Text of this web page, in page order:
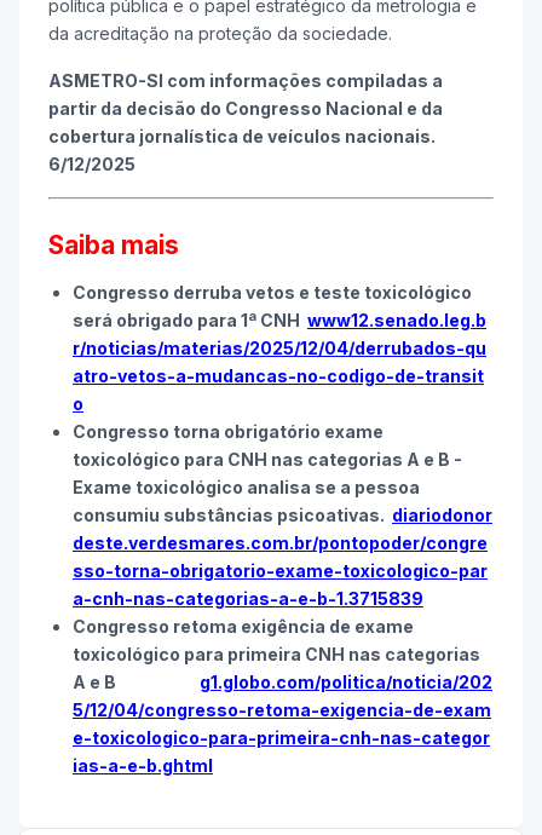
política pública e o papel estratégico da metrologia e
da acreditação na proteção da sociedade.
ASMETRO-SI com informações compiladas a
partir da decisão do Congresso Nacional e da
cobertura jornalística de veículos nacionais.
6/12/2025
Saiba mais
Congresso derruba vetos e teste toxicológico
será obrigado para 1ª CNH www12.senado.leg.b
r/noticias/materias/2025/12/04/derrubados-qu
atro-vetos-a-mudancas-no-codigo-de-transit
o
Congresso torna obrigatório exame
toxicológico para CNH nas categorias A e B -
Exame toxicológico analisa se a pessoa
consumiu substâncias psicoativas. diariodonor
deste.verdesmares.com.br/pontopoder/congre
sso-torna-obrigatorio-exame-toxicologico-par
a-cnh-nas-categorias-a-e-b-1.3715839
Congresso retoma exigência de exame
toxicológico para primeira CNH nas categorias
A e B g1.globo.com/politica/noticia/202
5/12/04/congresso-retoma-exigencia-de-exam
e-toxicologico-para-primeira-cnh-nas-categor
ias-a-e-b.ghtml